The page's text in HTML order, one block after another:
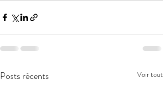
Posts récents Voir tout